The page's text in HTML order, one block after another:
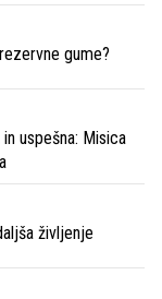
gume?
uspešna: Misica
življenje